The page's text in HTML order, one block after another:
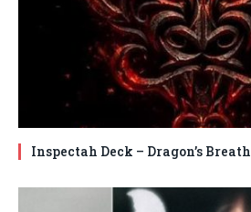
Inspectah Deck – Dragon’s Breath